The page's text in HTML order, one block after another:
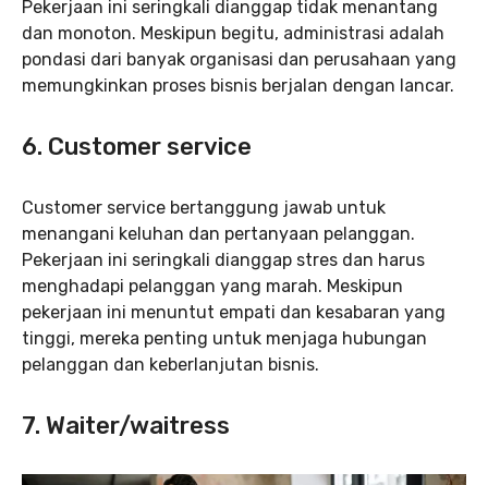
Pekerjaan ini seringkali dianggap tidak menantang
dan monoton. Meskipun begitu, administrasi adalah
pondasi dari banyak organisasi dan perusahaan yang
memungkinkan proses bisnis berjalan dengan lancar.
6. Customer service
Customer service bertanggung jawab untuk
menangani keluhan dan pertanyaan pelanggan.
Pekerjaan ini seringkali dianggap stres dan harus
menghadapi pelanggan yang marah. Meskipun
pekerjaan ini menuntut empati dan kesabaran yang
tinggi, mereka penting untuk menjaga hubungan
pelanggan dan keberlanjutan bisnis.
7. Waiter/waitress